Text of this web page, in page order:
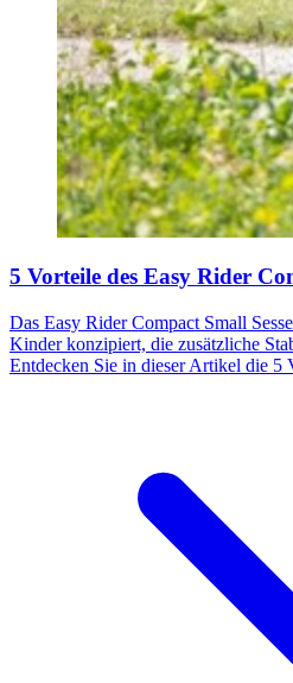
5 Vorteile des Easy Rider
Das Easy Rider Compact Small
Kinder konzipiert, die zusätzliche
Entdecken Sie in dieser Artikel die 5